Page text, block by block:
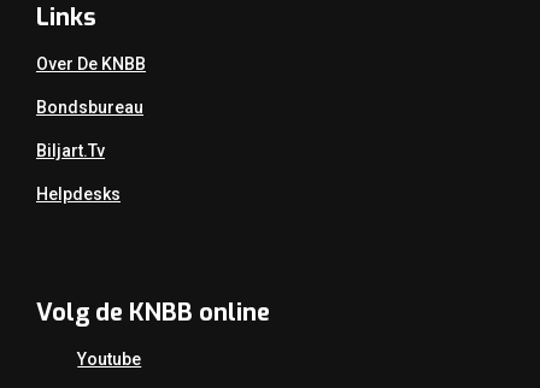
Links
Over De KNBB
Bondsbureau
Biljart.tv
Helpdesks
Volg de KNBB online
Youtube